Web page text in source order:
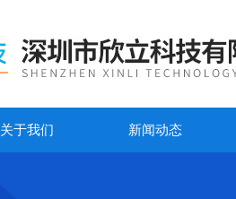
关于我们 新闻动态